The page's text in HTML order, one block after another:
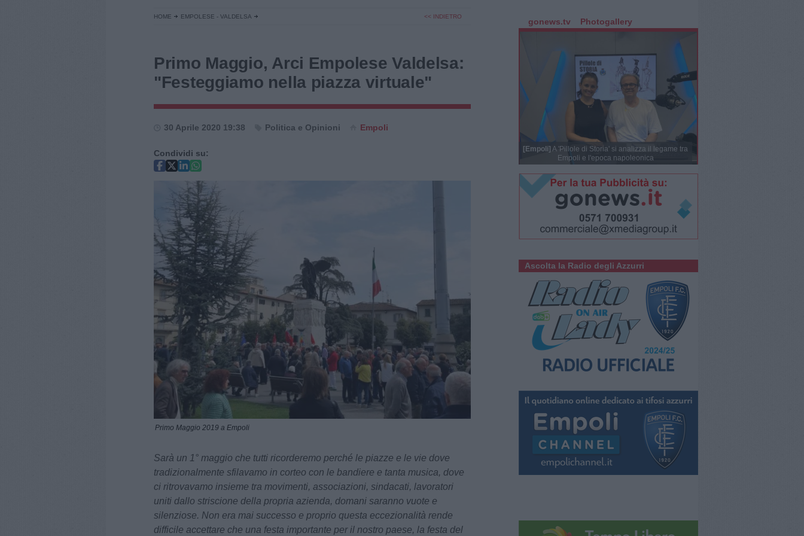
HOME EMPOLESE - VALDELSA << INDIETRO
Primo Maggio, Arci Empolese Valdelsa:
"Festeggiamo nella piazza virtuale"
30 Aprile 2020 19:38 Politica e Opinioni Empoli
Condividi su:
Primo Maggio 2019 a Empoli
Sarà un 1° maggio che tutti ricorderemo perché le piazze e le vie dove
tradizionalmente sfilavamo in corteo con le bandiere e tanta musica, dove
ci ritrovavamo insieme tra movimenti, associazioni, sindacati, lavoratori
uniti dallo striscione della propria azienda, domani saranno vuote e
silenziose. Non era mai successo e proprio questa eccezionalità rende
difficile accettare che una festa importante per il nostro paese, la festa del
gonews.tv Photogallery
[Empoli] A 'Pillole di Storia' si analizza il legame tra
Empoli e l'epoca napoleonica
Ascolta la Radio degli Azzurri